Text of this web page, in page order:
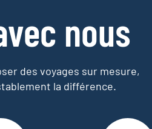
nous
des voyages sur mesure,
la différence.